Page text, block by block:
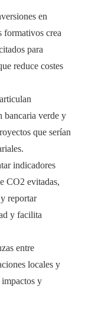
en
formativos crea
para
reduce costes
bancaria verde y
que serían
indicadores
CO2 evitadas,
reportar
y facilita
entre
locales y
y